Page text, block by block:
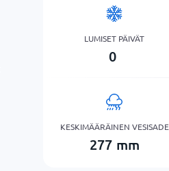
LUMISET PÄIVÄT
0
KESKIMÄÄRÄINEN VESISADE
277 mm